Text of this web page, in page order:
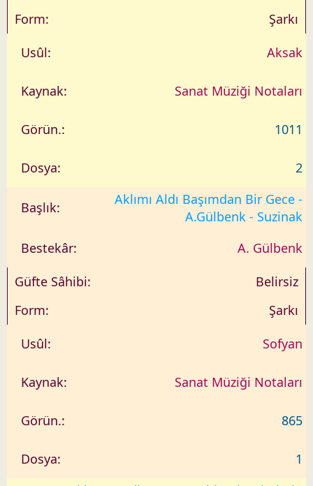
Şarkı
Aksak
Sanat Müziği Notaları
1011
2
Aklımı Aldı Başımdan Bir Gece -
A.Gülbenk - Suzinak
A. Gülbenk
Belirsiz
Şarkı
Sofyan
Sanat Müziği Notaları
865
1